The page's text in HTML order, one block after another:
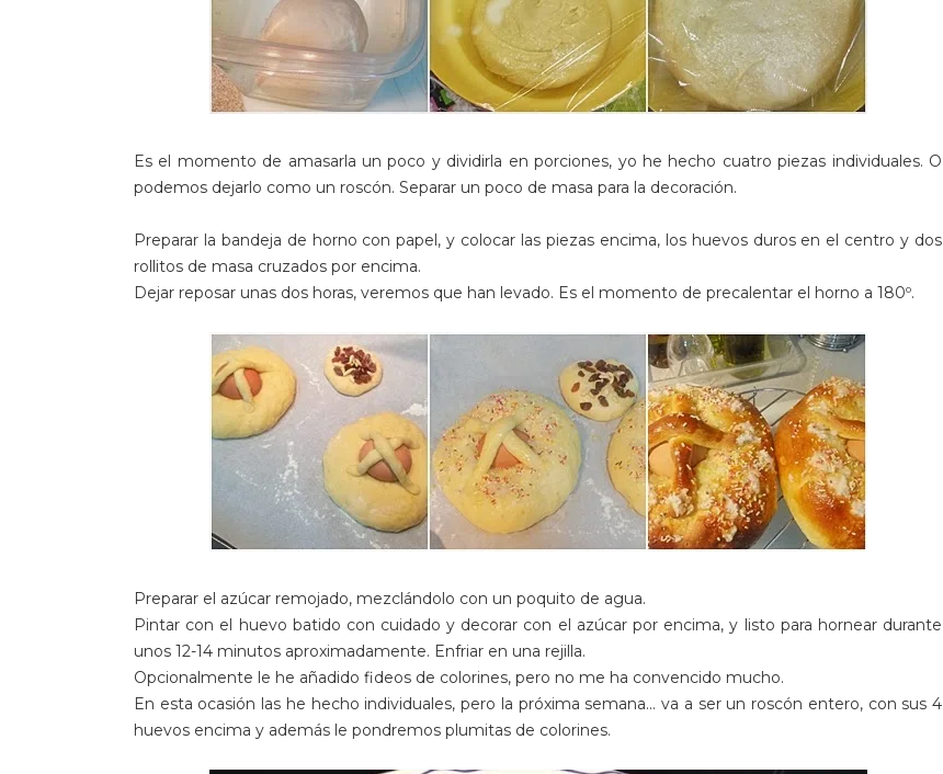
Es el momento de amasarla un poco y dividirla en porciones, yo he hecho cuatro piezas individuales. O
podemos dejarlo como un roscón. Separar un poco de masa para la decoración.
Preparar la bandeja de horno con papel, y colocar las piezas encima, los huevos duros en el centro y dos
rollitos de masa cruzados por encima.
Dejar reposar unas dos horas, veremos que han levado. Es el momento de precalentar el horno a 180º.
Preparar el azúcar remojado, mezclándolo con un poquito de agua.
Pintar con el huevo batido con cuidado y decorar con el azúcar por encima, y listo para hornear durante
unos 12-14 minutos aproximadamente. Enfriar en una rejilla.
Opcionalmente le he añadido fideos de colorines, pero no me ha convencido mucho.
En esta ocasión las he hecho individuales, pero la próxima semana... va a ser un roscón entero, con sus 4
huevos encima y además le pondremos plumitas de colorines.